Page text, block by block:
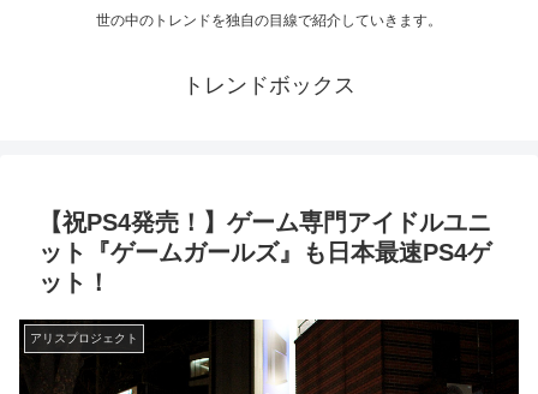
世の中のトレンドを独自の目線で紹介していきます。
トレンドボックス
【祝PS4発売！】ゲーム専門アイドルユニ
ット『ゲームガールズ』も日本最速PS4ゲ
ット！
アリスプロジェクト